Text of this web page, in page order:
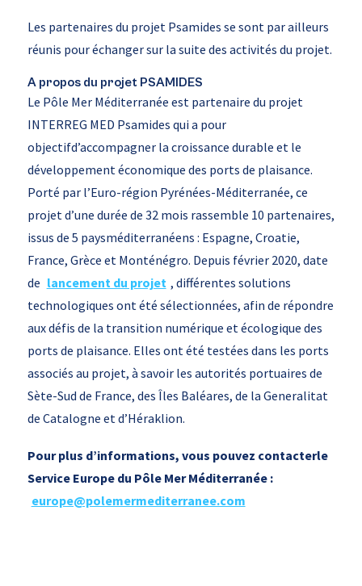
Les partenaires du projet Psamides se sont par ailleurs
réunis pour échanger sur la suite des activités du projet.
A propos du projet PSAMIDES
Le Pôle Mer Méditerranée est partenaire du projet
INTERREG MED Psamides qui a pour
objectifd’accompagner la croissance durable et le
développement économique des ports de plaisance.
Porté par l’Euro-région Pyrénées-Méditerranée, ce
projet d’une durée de 32 mois rassemble 10 partenaires,
issus de 5 paysméditerranéens : Espagne, Croatie,
France, Grèce et Monténégro. Depuis février 2020, date
de lancement du projet , différentes solutions
technologiques ont été sélectionnées, afin de répondre
aux défis de la transition numérique et écologique des
ports de plaisance. Elles ont été testées dans les ports
associés au projet, à savoir les autorités portuaires de
Sète-Sud de France, des Îles Baléares, de la Generalitat
de Catalogne et d’Héraklion.
Pour plus d’informations, vous pouvez contacterle
Service Europe du Pôle Mer Méditerranée :
europe@polemermediterranee.com